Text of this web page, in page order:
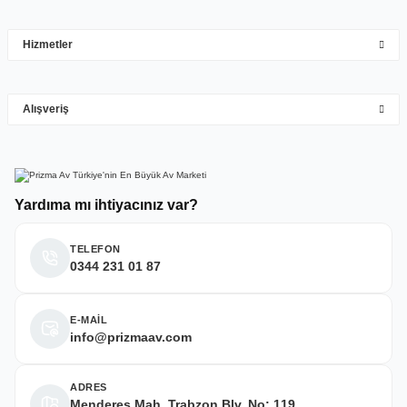
Deneyimini Paylaş
Yardıma mı ihtiyacınız var?
TELEFON
0344 231 01 87
E-MAİL
info@prizmaav.com
ADRES
Hizmetler
Alışveriş